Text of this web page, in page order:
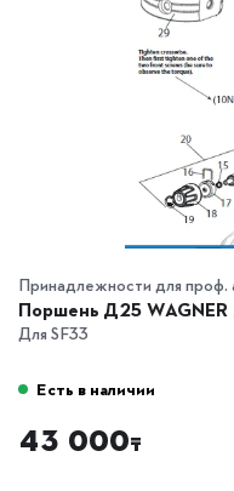
Принадлежности для проф.
Поршень Д25 WAGNER
Для SF33
Есть в наличии
43 000₸